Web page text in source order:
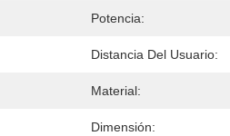
Potencia:
Distancia Del Usuario:
Material:
Dimensión: